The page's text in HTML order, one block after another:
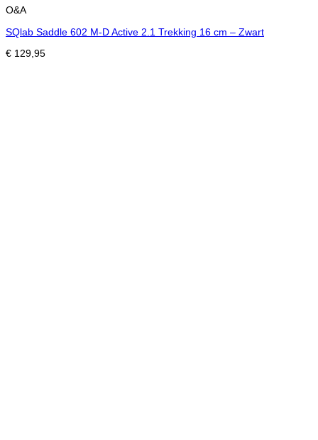
O&A
SQlab Saddle 602 M-D Active 2.1 Trekking 16 cm – Zwart
€ 129,95